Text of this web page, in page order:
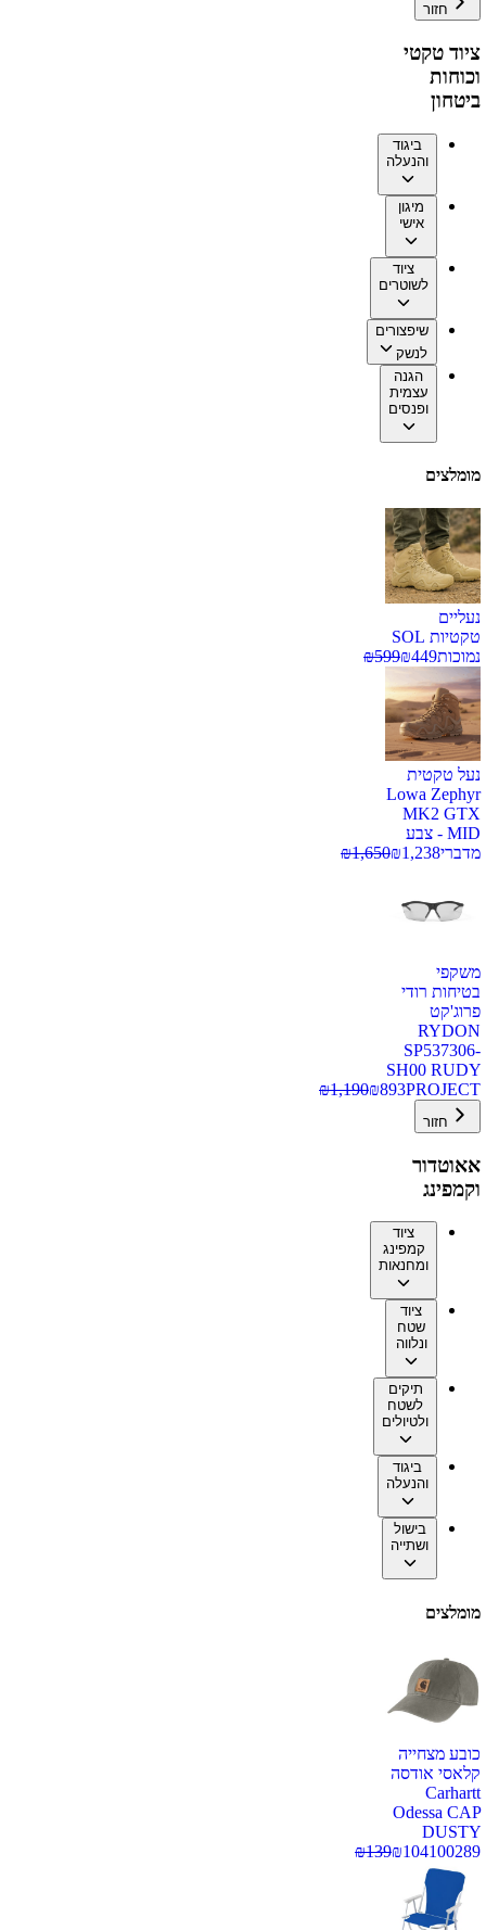
חזור
ציוד טקטי
וכוחות
ביטחון
ביגוד
והנעלה
מיגון
אישי
ציוד
לשוטרים
שיפצורים
לנשק
הגנה
עצמית
ופנסים
מומלצים
נעליים
טקטיות SOL
נמוכות
₪449
₪599
נעל טקטית
Lowa Zephyr
MK2 GTX
MID - צבע
מדברי
₪1,238
₪1,650
משקפי
בטיחות רודי
פרוג'קט
RYDON
SP537306-
SH00 RUDY
PROJECT
₪893
₪1,190
חזור
אאוטדור
וקמפינג
ציוד
קמפינג
ומחנאות
ציוד
שטח
ונלווה
תיקים
לשטח
ולטיולים
ביגוד
והנעלה
בישול
ושתייה
מומלצים
כובע מצחייה
קלאסי אודסה
Carhartt
Odessa CAP
DUSTY
100289
₪104
₪139